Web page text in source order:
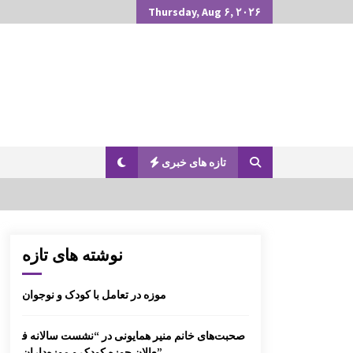
Thursday, Aug ۶, ۲۰۲۶
تازه های خبری
نوشته های تازه
موزه در تعامل با کودک و نوجوان
صحبت‌های خانم منیر همایونی در “نشست سالانه ف